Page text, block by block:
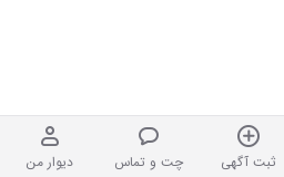
ثبت آگهی چت و تماس دیوار من